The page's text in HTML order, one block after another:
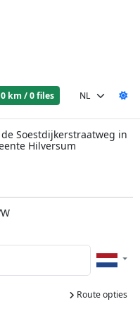
0 km / 0 files
Soestdijkerstraatweg in
Hilversum
Route opties